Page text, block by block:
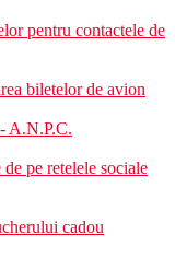
pentru contactele de
biletelor de avion
A.N.P.C.
pe retelele sociale
cadou